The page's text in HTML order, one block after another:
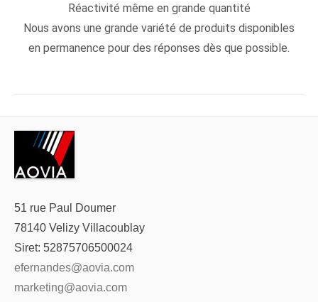
Réactivité même en grande quantité
Nous avons une grande variété de produits disponibles
en permanence pour des réponses dès que possible.
51 rue Paul Doumer
78140 Velizy Villacoublay
Siret: 52875706500024
efernandes@aovia.com
marketing@aovia.com